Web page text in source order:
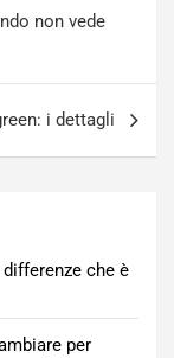
non vede
i dettagli
che è
per